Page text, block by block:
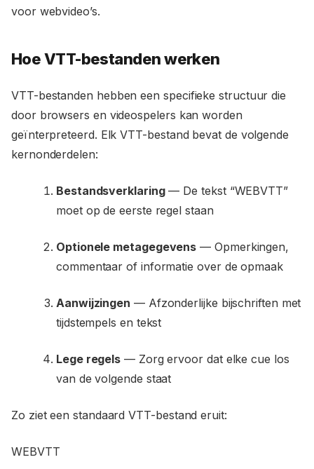
voor webvideo’s.
Hoe VTT-bestanden werken
VTT-bestanden hebben een specifieke structuur die
door browsers en videospelers kan worden
geïnterpreteerd. Elk VTT-bestand bevat de volgende
kernonderdelen:
Bestandsverklaring— De tekst “WEBVTT”
moet op de eerste regel staan
Optionele metagegevens — Opmerkingen,
commentaar of informatie over de opmaak
Aanwijzingen — Afzonderlijke bijschriften met
tijdstempels en tekst
Lege regels — Zorg ervoor dat elke cue los
van de volgende staat
Zo ziet een standaard VTT-bestand eruit:
WEBVTT